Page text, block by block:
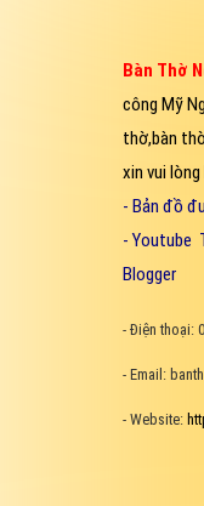
Bàn Thờ
công Mỹ
thờ,bàn
xin vui
- Bản đồ
- Youtube
Blogger
- Điện thoại:
- Email:
- Website: